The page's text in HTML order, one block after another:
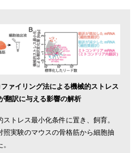
ァイリング法による機械的ストレス
翻訳に与える影響の解析
ストレス最小化条件に置き、飼育。
照実験のマウスの骨格筋から細胞抽